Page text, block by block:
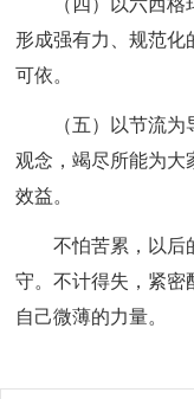
（四）以六西
形成强有力、规范化
可依。
（五）以节流
观念，竭尽所能为大
效益。
不怕苦累，以后
守。不计得失，紧密
自己微薄的力量。